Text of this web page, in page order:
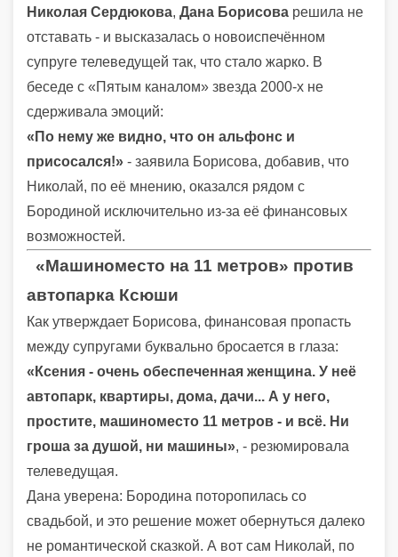
Николая Сердюкова, Дана Борисова решила не
отставать - и высказалась о новоиспечённом
супруге телеведущей так, что стало жарко. В
беседе с «Пятым каналом» звезда 2000-х не
сдерживала эмоций:
«По нему же видно, что он альфонс и
присосался!» - заявила Борисова, добавив, что
Николай, по её мнению, оказался рядом с
Бородиной исключительно из-за её финансовых
возможностей.
«Машиноместо на 11 метров» против
автопарка Ксюши
Как утверждает Борисова, финансовая пропасть
между супругами буквально бросается в глаза:
«Ксения - очень обеспеченная женщина. У неё
автопарк, квартиры, дома, дачи... А у него,
простите, машиноместо 11 метров - и всё. Ни
гроша за душой, ни машины», - резюмировала
телеведущая.
Дана уверена: Бородина поторопилась со
свадьбой, и это решение может обернуться далеко
не романтической сказкой. А вот сам Николай, по